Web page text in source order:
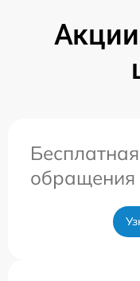
обращения